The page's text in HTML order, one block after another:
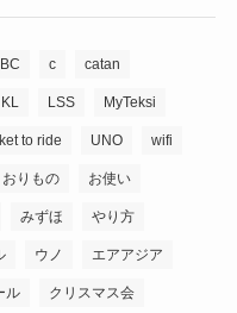
c catan
KL LSS MyTeksi
to ride UNO wifi
おりもの お使い
みずほ やり方
ウノ エアアジア
ル クリスマス会